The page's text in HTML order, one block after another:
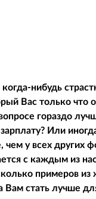
нибудь
Вас только
гораздо
зарплату? Или
чем у всех других
с каждым из
примеров из
стать лучше